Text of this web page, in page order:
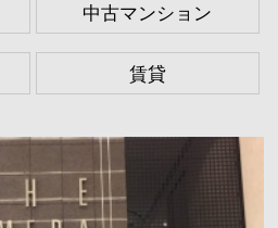
中古マンション
賃貸